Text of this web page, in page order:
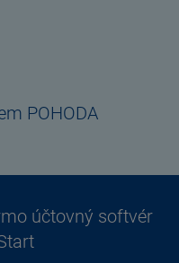
účtovný softvér